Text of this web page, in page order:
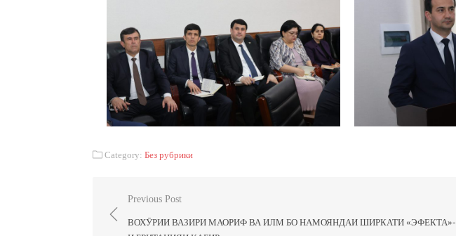
Category:Без рубрики
Previous Post
ВОХӮРИИ ВАЗИРИ МАОРИФ ВА ИЛМ БО НАМОЯНДАИ ШИРКАТИ «ЭФЕКТА»-